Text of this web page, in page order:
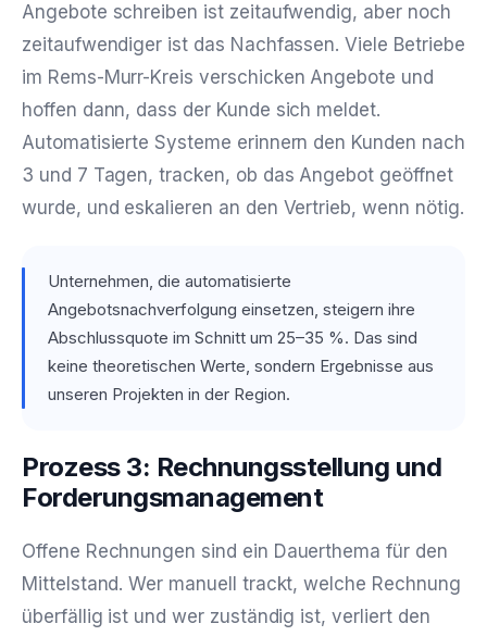
Angebote schreiben ist zeitaufwendig, aber noch
zeitaufwendiger ist das Nachfassen. Viele Betriebe
im Rems-Murr-Kreis verschicken Angebote und
hoffen dann, dass der Kunde sich meldet.
Automatisierte Systeme erinnern den Kunden nach
3 und 7 Tagen, tracken, ob das Angebot geöffnet
wurde, und eskalieren an den Vertrieb, wenn nötig.
Unternehmen, die automatisierte
Angebotsnachverfolgung einsetzen, steigern ihre
Abschlussquote im Schnitt um 25–35 %. Das sind
keine theoretischen Werte, sondern Ergebnisse aus
unseren Projekten in der Region.
Prozess 3: Rechnungsstellung und
Forderungsmanagement
Offene Rechnungen sind ein Dauerthema für den
Mittelstand. Wer manuell trackt, welche Rechnung
überfällig ist und wer zuständig ist, verliert den